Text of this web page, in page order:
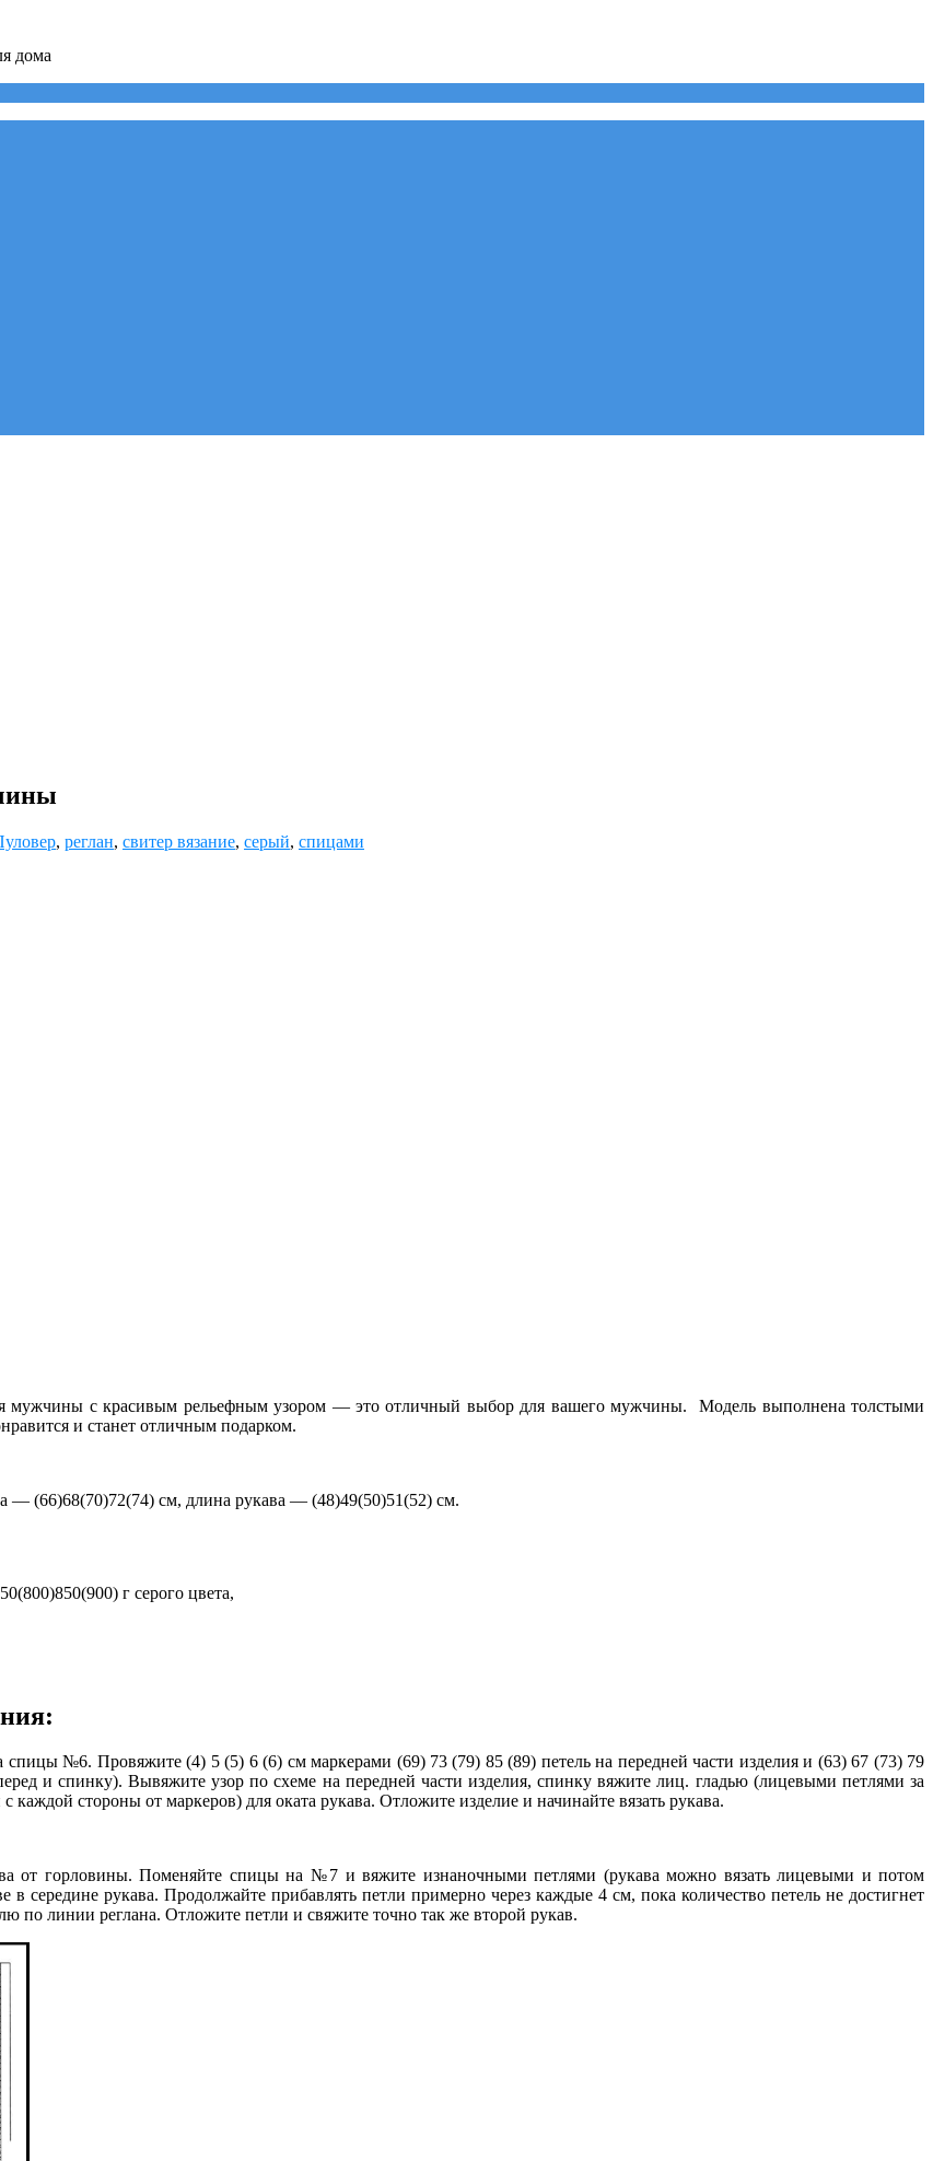
дома
, реглан, свитер вязание, серый, спицами
мужчины с красивым рельефным узором — это отличный выбор для вашего мужчины. Модель выполнена толстыми
и станет отличным подарком.
(66)68(70)72(74) см, длина рукава — (48)49(50)51(52) см.
г серого цвета,
спицы №6. Провяжите (4) 5 (5) 6 (6) см маркерами (69) 73 (79) 85 (89) петель на передней части изделия и (63) 67 (73) 79
и спинку). Вывяжите узор по схеме на передней части изделия, спинку вяжите лиц. гладью (лицевыми петлями за
стороны от маркеров) для оката рукава. Отложите изделие и начинайте вязать рукава.
горловины. Поменяйте спицы на №7 и вяжите изнаночными петлями (рукава можно вязать лицевыми и потом
середине рукава. Продолжайте прибавлять петли примерно через каждые 4 см, пока количество петель не достигнет
линии реглана. Отложите петли и свяжите точно так же второй рукав.